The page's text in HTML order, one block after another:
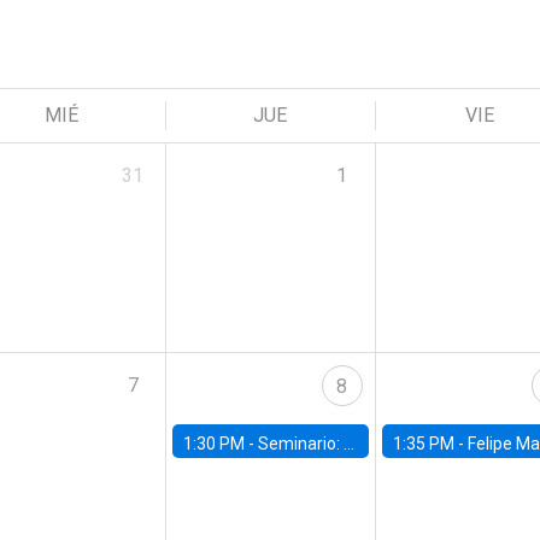
MIÉ JUE VIE
31 1
7 8
1:30 PM -Seminario: “Recuperando la humanidad para progresar en la era de la IA» 1:35 PM - Felipe Martínez, alumno Doctorado en